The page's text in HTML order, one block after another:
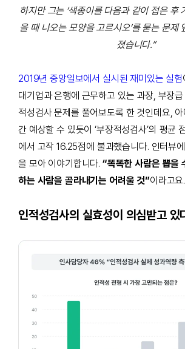
하지만 그는‘색종이를 다음과 같이 접은 후
을 때 나오는 모양을 고르시오’를 묻는 문제
졌습니다.”
2019년 중앙일보에서 실시된 재미있는 실험
대기업과 은행에 근무하고 있는 과장, 부장
적성검사 문제를 풀어보도록 한 것인데요,
간 예상할 수 있듯이‘부장적성검사’의 평균
에서 고작16.25점에 불과했습니다. 인터뷰
을 모아 이야기합니다. “똑똑한 사람은 뽑을
하는 사람을 골라내기는 어려울 것”이라고요.
인적성검사의 실효성이 의심받고 있